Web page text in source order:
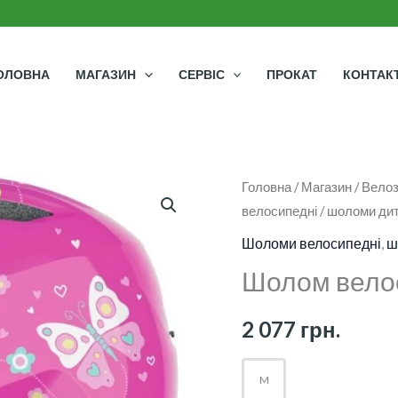
МАГАЗИН СЕРВІС ПРОКАТ
Головна /Магазин /
велосипедні /шоломи
Шоломи велосипедні
Шолом
2 077 грн.
M
Шолом
велосипедний
ABUS
3.0